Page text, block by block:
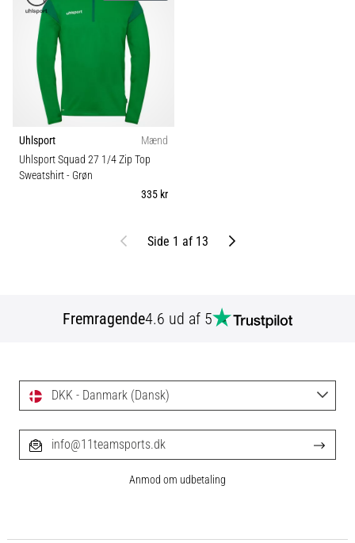
Uhlsport
Mænd
Uhlsport Squad 27 1/4 Zip Top
Sweatshirt- Grøn
335 kr
TidligereSide 1 af 13 Næste
Fremragende4.6 ud af 5
DKK - Danmark (Dansk)
info@11teamsports.dk
Anmod om udbetaling